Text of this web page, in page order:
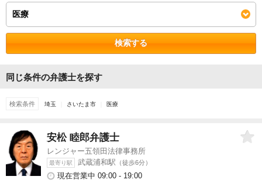
検索する
同じ条件の弁護士を探す
検索条件 埼玉 さいたま市 医療
安松 睦郎弁護士
レンジャー五領田法律事務所
最寄り駅 武蔵浦和駅 （徒歩6分）
現在営業中 09:00 - 19:00